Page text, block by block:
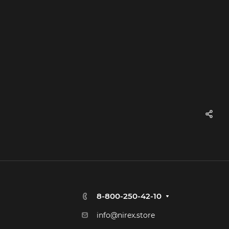
8-800-250-42-10
info@nirex.store